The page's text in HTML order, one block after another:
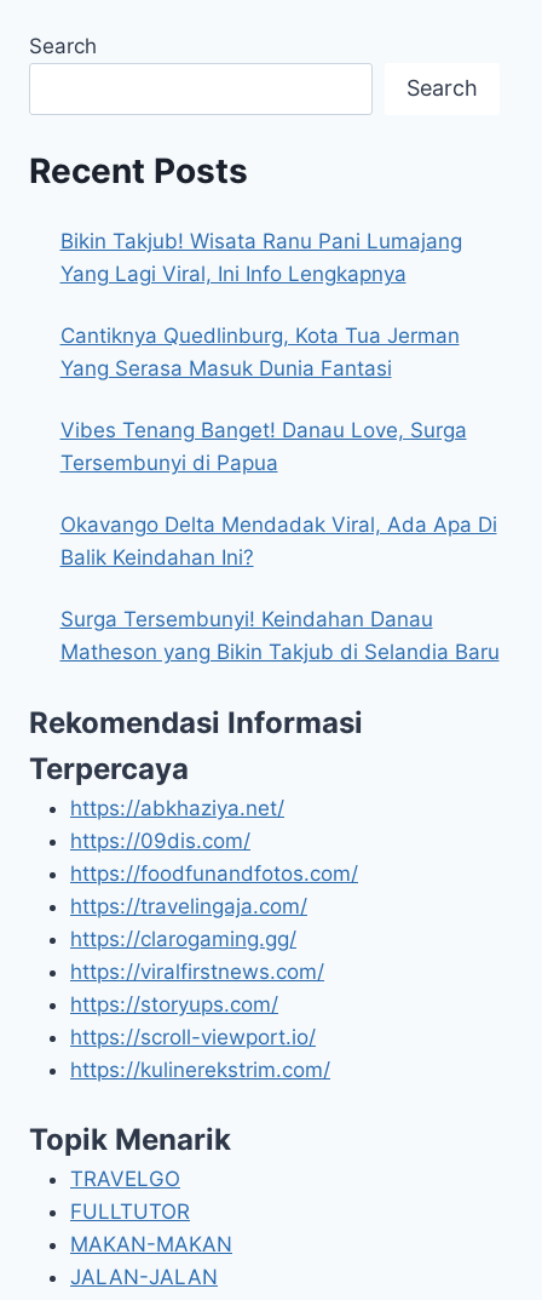
Search
Search
Recent Posts
Bikin Takjub! Wisata Ranu Pani Lumajang
Yang Lagi Viral, Ini Info Lengkapnya
Cantiknya Quedlinburg, Kota Tua Jerman
Yang Serasa Masuk Dunia Fantasi
Vibes Tenang Banget! Danau Love, Surga
Tersembunyi di Papua
Okavango Delta Mendadak Viral, Ada Apa Di
Balik Keindahan Ini?
Surga Tersembunyi! Keindahan Danau
Matheson yang Bikin Takjub di Selandia Baru
Rekomendasi Informasi
Terpercaya
https://abkhaziya.net/
https://09dis.com/
https://foodfunandfotos.com/
https://travelingaja.com/
https://clarogaming.gg/
https://viralfirstnews.com/
https://storyups.com/
https://scroll-viewport.io/
https://kulinerekstrim.com/
Topik Menarik
TRAVELGO
FULLTUTOR
MAKAN-MAKAN
JALAN-JALAN